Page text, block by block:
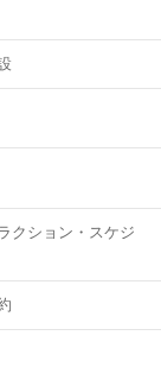
クション・スケジ